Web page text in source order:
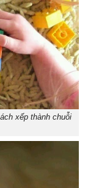
xếp thành chuỗi